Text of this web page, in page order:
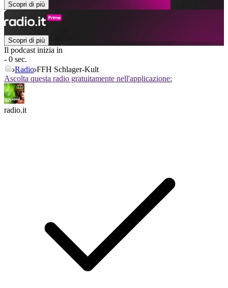
Scopri di più
Scopri di più
Il podcast inizia in
- 0 sec.
Radio FFH Schlager-Kult
Ascolta questa radio gratuitamente nell'applicazione:
radio.it